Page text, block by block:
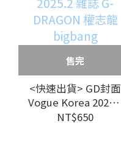
售完
<快速出貨> GD封面
Vogue Korea 2025.2
雜誌 G-DRAGON 權
NT$650